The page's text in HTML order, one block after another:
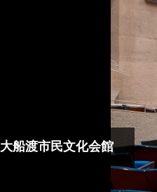
大船渡市民文化会館